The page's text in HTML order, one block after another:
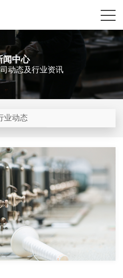
闻中心
动态及行业资讯
业动态